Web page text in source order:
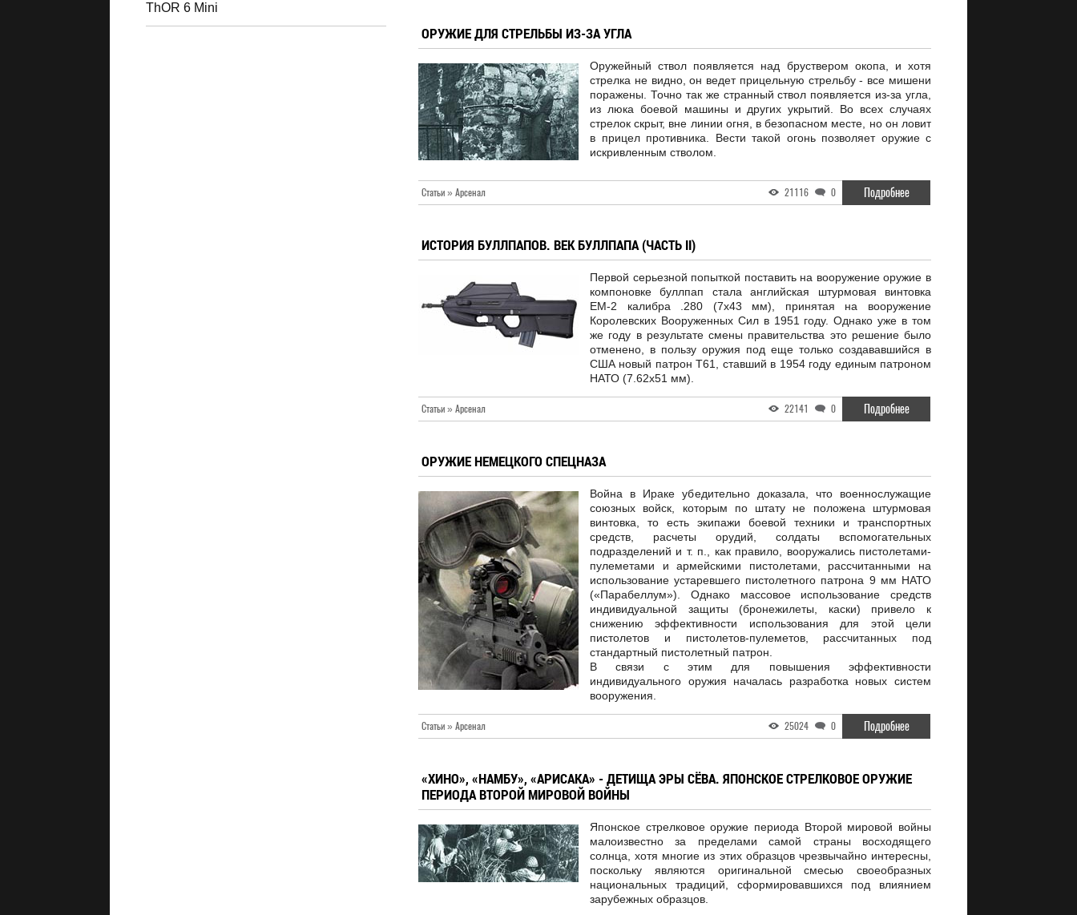
ОРУЖИЕ ДЛЯ СТРЕЛЬБЫ ИЗ-ЗА УГЛА
Оружейный ствол появляется над бруствером окопа, и хотя
стрелка не видно, он ведет прицельную стрельбу - все мишени
поражены. Точно так же странный ствол появляется из-за угла,
из люка боевой машины и других укрытий. Во всех случаях
стрелок скрыт, вне линии огня, в безопасном месте, но он ловит
в прицел противника. Вести такой огонь позволяет оружие с
искривленным стволом.
Статьи » Арсенал 21116 0 Подробнее
ИСТОРИЯ БУЛЛПАПОВ. ВЕК БУЛЛПАПА (ЧАСТЬ II)
Первой серьезной попыткой поставить на вооружение оружие в
компоновке буллпап стала английская штурмовая винтовка
ЕМ-2 калибра .280 (7х43 мм), принятая на вооружение
Королевских Вооруженных Сил в 1951 году. Однако уже в том
же году в результате смены правительства это решение было
отменено, в пользу оружия под еще только создававшийся в
США новый патрон Т61, ставший в 1954 году единым патроном
НАТО (7.62х51 мм).
Статьи » Арсенал 22141 0 Подробнее
ОРУЖИЕ НЕМЕЦКОГО СПЕЦНАЗА
Война в Ираке убедительно доказала, что военнослужащие
союзных войск, которым по штату не положена штурмовая
винтовка, то есть экипажи боевой техники и транспортных
средств, расчеты орудий, солдаты вспомогательных
подразделений и т. п., как правило, вооружались пистолетами-
пулеметами и армейскими пистолетами, рассчитанными на
использование устаревшего пистолетного патрона 9 мм НАТО
(«Парабеллум»). Однако массовое использование средств
индивидуальной защиты (бронежилеты, каски) привело к
снижению эффективности использования для этой цели
пистолетов и пистолетов-пулеметов, рассчитанных под
стандартный пистолетный патрон.
В связи с этим для повышения эффективности
индивидуального оружия началась разработка новых систем
вооружения.
Статьи » Арсенал 25024 0 Подробнее
«ХИНО», «НАМБУ», «АРИСАКА» - ДЕТИЩА ЭРЫ СЁВА. ЯПОНСКОЕ СТРЕЛКОВОЕ ОРУЖИЕ
ПЕРИОДА ВТОРОЙ МИРОВОЙ ВОЙНЫ
Японское стрелковое оружие периода Второй мировой войны
малоизвестно за пределами самой страны восходящего
солнца, хотя многие из этих образцов чрезвычайно интересны,
поскольку являются оригинальной смесью своеобразных
национальных традиций, сформировавшихся под влиянием
зарубежных образцов.
ThOR 6 Mini